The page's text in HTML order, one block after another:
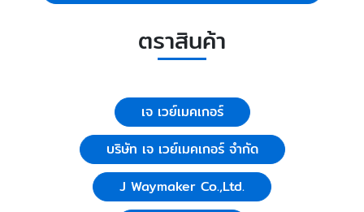
ตราสินค้า
เจ เวย์เมคเกอร์
บริษัท เจ เวย์เมคเกอร์ จำกัด
J Waymaker Co.,Ltd.